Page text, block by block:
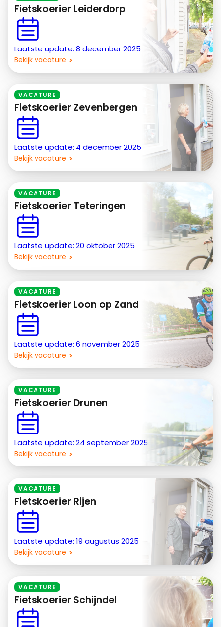
Fietskoerier Leiderdorp
Laatste update: 8 december 2025
Bekijk vacature
VACATURE
Fietskoerier Zevenbergen
Laatste update: 4 december 2025
Bekijk vacature
VACATURE
Fietskoerier Teteringen
Laatste update: 20 oktober 2025
Bekijk vacature
VACATURE
Fietskoerier Loon op Zand
Laatste update: 6 november 2025
Bekijk vacature
VACATURE
Fietskoerier Drunen
Laatste update: 24 september 2025
Bekijk vacature
VACATURE
Fietskoerier Rijen
Laatste update: 19 augustus 2025
Bekijk vacature
VACATURE
Fietskoerier Schijndel